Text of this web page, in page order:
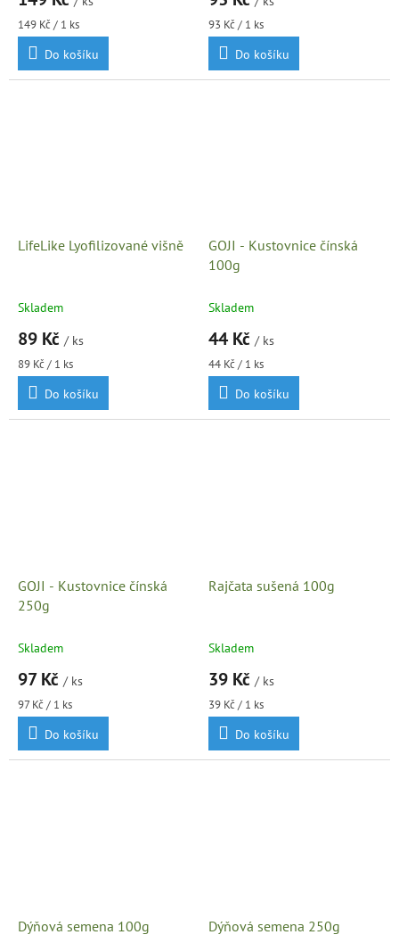
Měrná
cena:
149 Kč / 1 ks
Do košíku
Měrná
cena:
93 Kč / 1 ks
Do košíku
LifeLike Lyofilizované višně
Skladem
89 Kč / ks
Měrná
cena:
89 Kč / 1 ks
Do košíku
GOJI - Kustovnice čínská
100g
Skladem
44 Kč / ks
Měrná
cena:
44 Kč / 1 ks
Do košíku
GOJI - Kustovnice čínská
250g
Skladem
97 Kč / ks
Měrná
cena:
97 Kč / 1 ks
Do košíku
Rajčata sušená 100g
Skladem
39 Kč / ks
Měrná
cena:
39 Kč / 1 ks
Do košíku
Dýňová semena 100g Dýňová semena 250g